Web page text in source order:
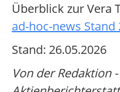
Überblick zur Vera
ad-hoc-news Stand
Stand: 26.05.2026
Von der Redaktion